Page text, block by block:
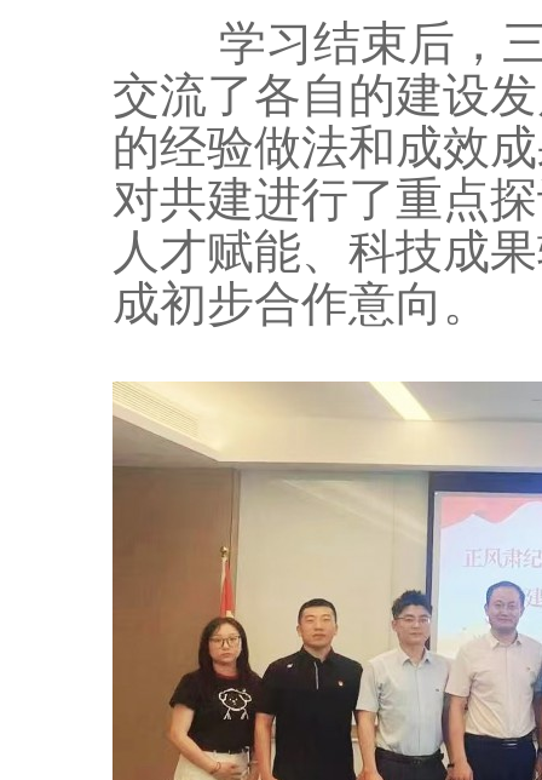
学习结束后，三
交流了各自的建设
的经验做法和成效
对共建进行了重点
人才赋能、科技成
成初步合作意向。